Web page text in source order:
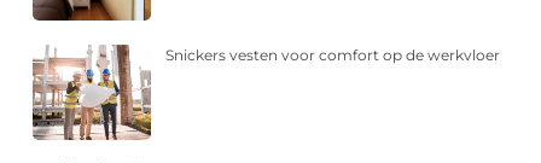
Snickers vesten voor comfort op de werkvloer